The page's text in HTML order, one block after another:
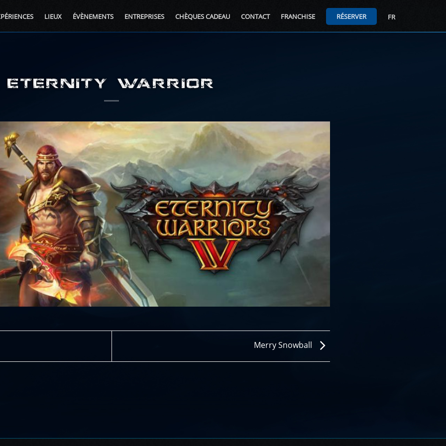
LIEUX ÉVÈNEMENTS ENTREPRISES CHÈQUES CADEAU CONTACT FRANCHISE RÉSERVER FR
ETERNITY WARRIOR
Merry Snowball